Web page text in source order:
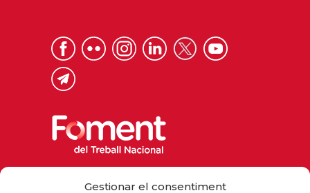
Gestionar el consentiment